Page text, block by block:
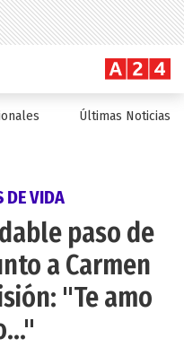
Últimas Noticias
DE VIDA
paso de
a Carmen
"Te amo